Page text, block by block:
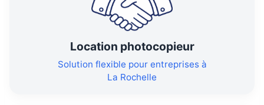
Location photocopieur
Solution flexible pour entreprises à
La Rochelle